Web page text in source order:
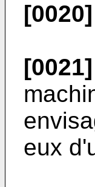
[0020]
[0021]
eux